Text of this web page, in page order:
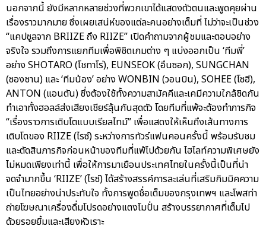
นอกจากนี้ ยังมีหลากหลายช่วงที่พวกเขาได้แสดงตัวตนและพูดคุยผ่าน
เรื่องราวมากมาย ซึ่งเผยเสน่ห์ของแต่ละคนอย่างเต็มที่ ไม่ว่าจะเป็นช่วง
“แคปซูลจาก BRIIZE ถึง RIIZE” เปิดคำถามจากผู้ชมและตอบอย่าง
จริงใจ รวมถึงการแยกทีมเพื่อพิชิตเกมต่าง ๆ แบ่งออกเป็น ‘ทีมพี่’
อย่าง SHOTARO (โชทาโร่), EUNSEOK (อึนซอก), SUNGCHAN
(ซองชาน) และ ‘ทีมน้อง’ อย่าง WONBIN (วอนบิน), SOHEE (โซฮี),
ANTON (แอนตัน) ซึ่งต้องใช้ทั้งความสามัคคีและเคมีความใกล้ชิดกัน
ทำเอาทั้งฮอลล์ส่งเสียงเชียร์ลุ้นกันสุดตัว โดยทีมที่แพ้จะต้องทำภารกิจ
“เรื่องราวการเติบโตแบบเรียลไทม์” เพื่อแสดงให้เห็นถึงเส้นทางการ
เติบโตของ RIIZE (ไรซ์) ระหว่างการทัวร์แฟนคอนครั้งนี้ พร้อมรับชม
และตัดสินภารกิจก่อนหน้าของทีมที่แพ้ไปด้วยกัน ไฮไลท์ความพิเศษยัง
ไม่หมดเพียงเท่านี้ เพื่อให้การมาเยือนประเทศไทยในครั้งนี้เป็นที่น่า
จดจำมากขึ้น ‘RIIZE’ (ไรซ์) ได้สร้างสรรค์การละเล่นที่เสริมกิมมิคความ
เป็นไทยอย่างน่าประทับใจ ทั้งการพูดชื่อเต็มของกรุงเทพฯ และโพสท่า
ถ่ายโฆษณาเครื่องดื่มโปรดอย่างแตงโมปั่น สร้างบรรยากาศที่เต็มไป
ด้วยรอยยิ้มและเสียงหัวเราะ